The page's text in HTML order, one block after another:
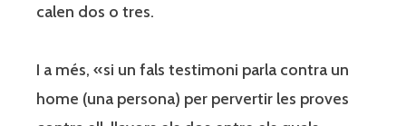
calen dos o tres.
I a més, «si un fals testimoni parla contra un
home (una persona) per pervertir les proves